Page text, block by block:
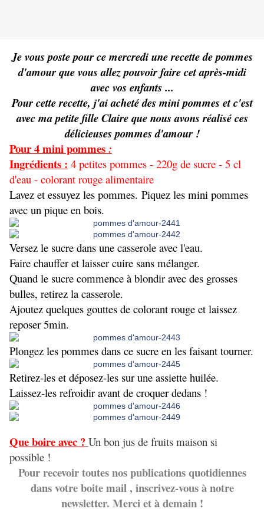
Je vous poste pour ce mercredi une recette de pommes
d'amour que vous allez pouvoir faire cet après-midi
avec vos enfants ...
Pour cette recette, j'ai acheté des mini pommes et c'est
avec ma petite fille Claire que nous avons réalisé ces
délicieuses pommes d'amour !
Pour 4 mini pommes:
Ingrédients : 4 petites pommes - 220g de sucre - 5 cl
d'eau - colorant rouge alimentaire
Lavez et essuyez les pommes. Piquez les mini pommes
avec un pique en bois.
Versez le sucre dans une casserole avec l'eau.
Faire chauffer et laisser cuire sans mélanger.
Quand le sucre commence à blondir avec des grosses
bulles, retirez la casserole.
Ajoutez quelques gouttes de colorant rouge et laissez
reposer 5min.
Plongez les pommes dans ce sucre en les faisant tourner.
Retirez-les et déposez-les sur une assiette huilée.
Laissez-les refroidir avant de croquer dedans !
Que boire avec ? Un bon jus de fruits maison si
possible !
Pour recevoir toutes nos publications quotidiennes
dans votre boite mail , inscrivez-vous à notre
newsletter. Merci et à demain !